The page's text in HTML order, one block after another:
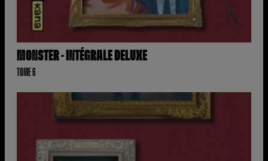
MONSTER - INTÉGRALE DELUXE
TOME 6